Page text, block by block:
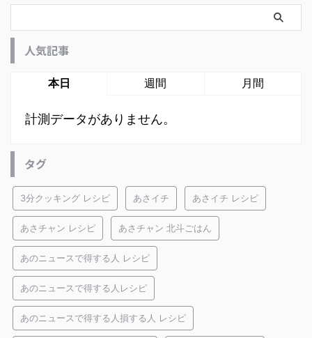
人気記事
本日 週間 月間
計測データがありません。
タグ
3分クッキング レシピ あさイチ あさイチ レシピ
あさチャン レシピ あさチャン 北斗ごはん
あのニュースで得する人 レシピ
あのニュースで得する人レシピ
あのニュースで得する人損する人 レシピ